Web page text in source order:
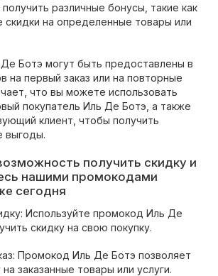
различные бонусы, такие как
скидки на определенные товары или
Ботэ могут быть предоставлены в
на первый заказ или на повторные
что вы можете использовать
покупатель Иль Де Ботэ, а также
клиент, чтобы получить
выгоды.
получить скидку и
нашими промокодами
сегодня
Используйте промокод Иль Де
скидку на свою покупку.
Промокод Иль Де Ботэ позволяет
заказанные товары или услуги.